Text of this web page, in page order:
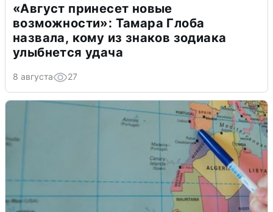
«Август принесет новые
возможности»: Тамара Глоба
назвала, кому из знаков зодиака
улыбнется удача
8 августа 27